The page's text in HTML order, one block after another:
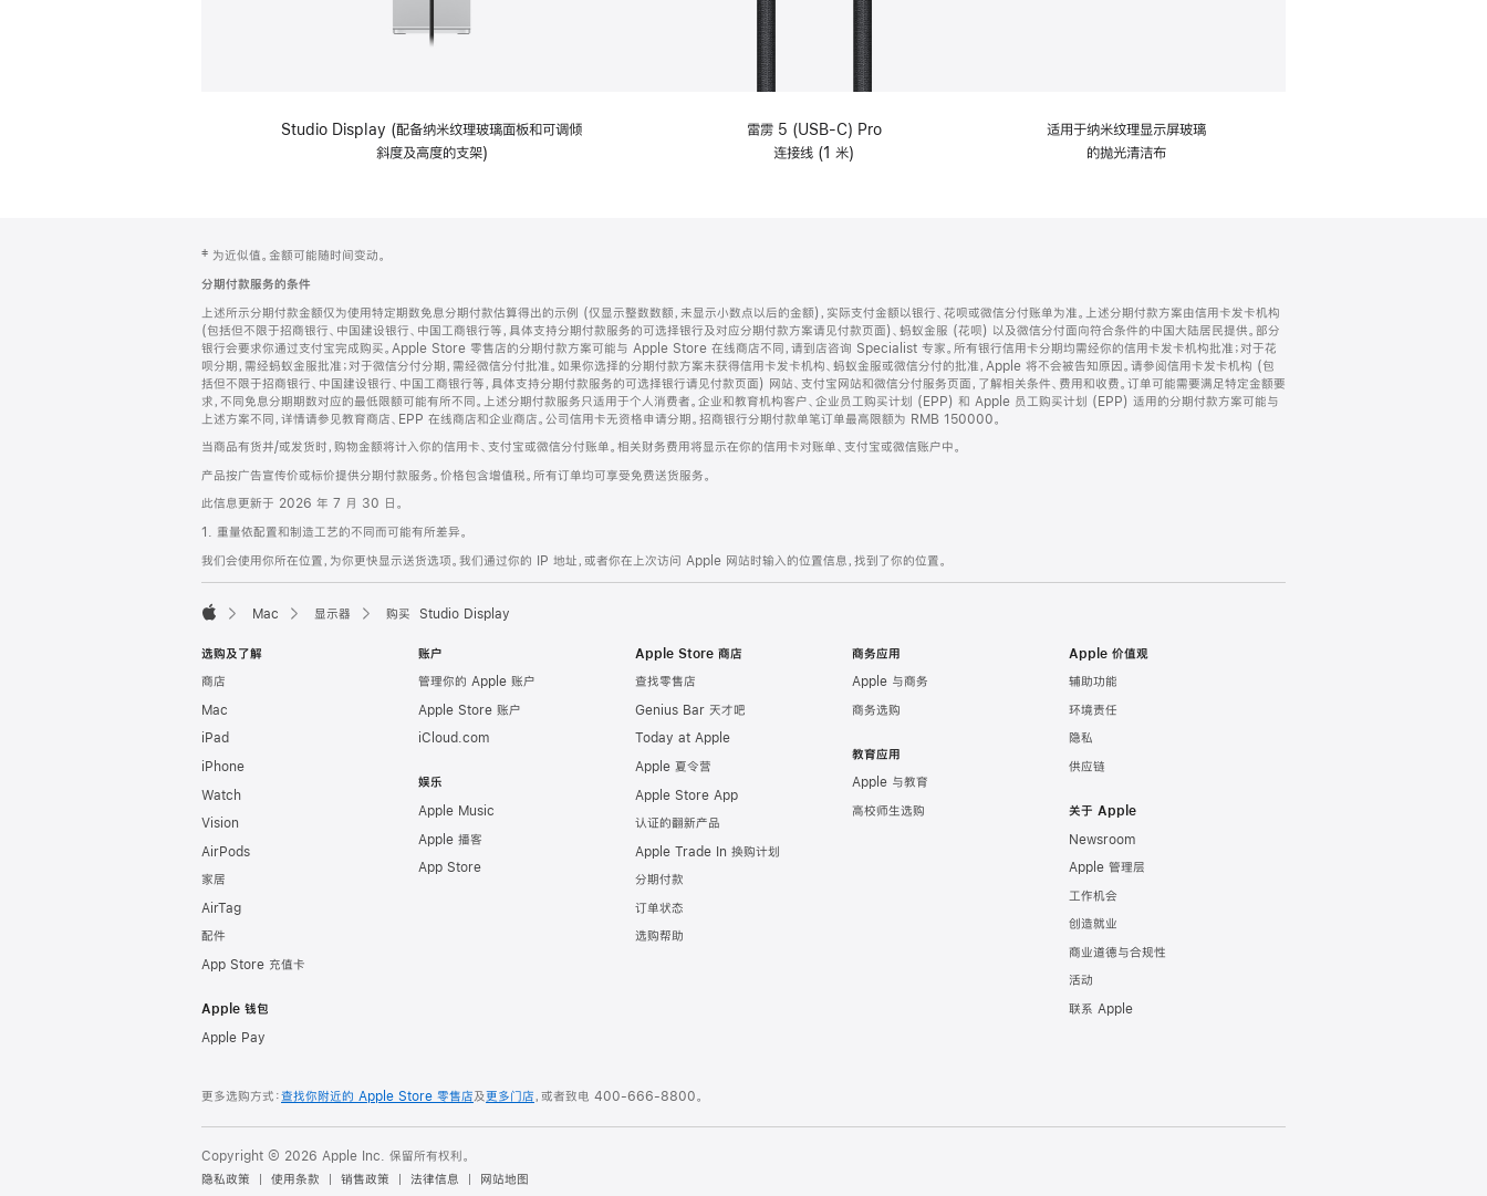
Studio Display (配备纳米纹理玻璃面板和可调倾
斜度及高度的支架)
雷雳 5 (USB-C) Pro
连接线 (1 米)
适用于纳米纹理显示屏玻璃
的抛光清洁布
页
脚
注
‡ 为近似值。金额可能随时间变动。
分期付款服务的条件
上述所示分期付款金额仅为使用特定期数免息分期付款估算得出的示例 (仅显示整数数额，未显示小数点以后的金额)，实际支付金额以银行、花呗或微信分付账单为准。上述分期付款方案由信用卡发卡机构
(包括但不限于招商银行、中国建设银行、中国工商银行等，具体支持分期付款服务的可选择银行及对应分期付款方案请见付款页面)、蚂蚁金服 (花呗) 以及微信分付面向符合条件的中国大陆居民提供。部分
银行会要求你通过支付宝完成购买。Apple Store 零售店的分期付款方案可能与 Apple Store 在线商店不同，请到店咨询 Specialist 专家。所有银行信用卡分期均需经你的信用卡发卡机构批准；对于花
呗分期，需经蚂蚁金服批准；对于微信分付分期，需经微信分付批准。如果你选择的分期付款方案未获得信用卡发卡机构、蚂蚁金服或微信分付的批准，Apple 将不会被告知原因。请参阅信用卡发卡机构 (包
括但不限于招商银行、中国建设银行、中国工商银行等，具体支持分期付款服务的可选择银行请见付款页面) 网站、支付宝网站和微信分付服务页面，了解相关条件、费用和收费。订单可能需要满足特定金额要
求，不同免息分期期数对应的最低限额可能有所不同。上述分期付款服务只适用于个人消费者。企业和教育机构客户、企业员工购买计划 (EPP) 和 Apple 员工购买计划 (EPP) 适用的分期付款方案可能与
上述方案不同，详情请参见教育商店、EPP 在线商店和企业商店。公司信用卡无资格申请分期。招商银行分期付款单笔订单最高限额为 RMB 150000。
当商品有货并/或发货时，购物金额将计入你的信用卡、支付宝或微信分付账单。相关财务费用将显示在你的信用卡对账单、支付宝或微信账户中。
产品按广告宣传价或标价提供分期付款服务。价格包含增值税。所有订单均可享受免费送货服务。
此信息更新于 2026 年 7 月 30 日。
1. 重量依配置和制造工艺的不同而可能有所差异。
我们会使用你所在位置，为你更快显示送货选项。我们通过你的 IP 地址，或者你在上次访问 Apple 网站时输入的位置信息，找到了你的位置。
Mac 显示器 购买 Studio Display
选购及了解
商店
Mac
iPad
iPhone
Watch
Vision
AirPods
家居
AirTag
配件
App Store 充值卡
Apple 钱包
Apple Pay
账户
管理你的 Apple 账户
Apple Store 账户
iCloud.com
娱乐
Apple Music
Apple 播客
App Store
Apple Store 商店
查找零售店
Genius Bar 天才吧
Today at Apple
Apple 夏令营
Apple Store App
认证的翻新产品
Apple Trade In 换购计划
分期付款
订单状态
选购帮助
商务应用
Apple 与商务
商务选购
教育应用
Apple 与教育
高校师生选购
Apple 价值观
辅助功能
环境责任
隐私
供应链
关于 Apple
Newsroom
Apple 管理层
工作机会
创造就业
商业道德与合规性
活动
联系 Apple
更多选购方式：查找你附近的 Apple Store 零售店及更多门店，或者致电 400-666-8800。
Copyright © 2026 Apple Inc. 保留所有权利。
隐私政策
使用条款 销售政策 法律信息 网站地图